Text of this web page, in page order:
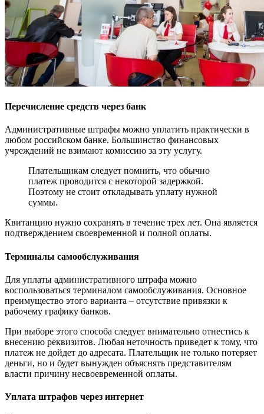
Перечисление средств через банк
Административные штрафы можно уплатить практически в
любом российском банке. Большинство финансовых
учреждений не взимают комиссию за эту услугу.
Плательщикам следует помнить, что обычно
платеж проводится с некоторой задержкой.
Поэтому не стоит откладывать уплату нужной
суммы.
Квитанцию нужно сохранять в течение трех лет. Она является
подтверждением своевременной и полной оплаты.
Терминалы самообслуживания
Для уплаты административного штрафа можно
воспользоваться терминалом самообслуживания. Основное
преимущество этого варианта – отсутствие привязки к
рабочему графику банков.
При выборе этого способа следует внимательно отнестись к
внесению реквизитов. Любая неточность приведет к тому, что
платеж не дойдет до адресата. Плательщик не только потеряет
деньги, но и будет вынужден объяснять представителям
власти причину несвоевременной оплаты.
Уплата штрафов через интернет